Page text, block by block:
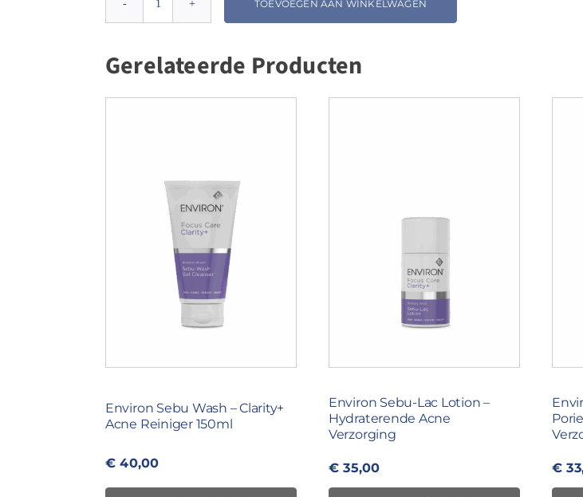
Environ
Oil
-
Acne
TOEVOEGEN AAN WINKELWAGEN
Gerelateerde Producten
Environ Sebu Wash – Clarity+
Acne Reiniger 150ml
€ 40,00
Environ Sebu-Lac Lotion –
Hydraterende Acne
Verzorging
€ 35,00 €